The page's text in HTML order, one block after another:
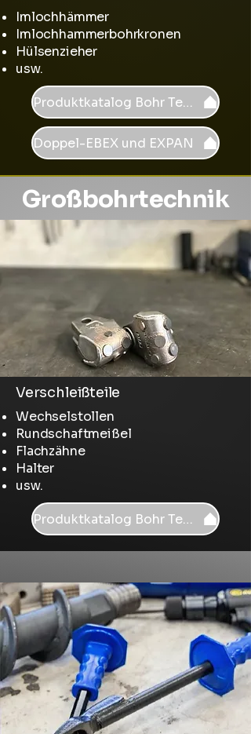
Imlochhämmer
Imlochhammerbohrkronen
Hülsenzieher
usw.
Produktkatalog Bohr Tech
Doppel-EBEX und EXPAN
Großbohrtechnik
Verschleißteile
Wechselstollen
Rundschaftmeißel
Flachzähne
Halter
usw.
Produktkatalog Bohr Tech